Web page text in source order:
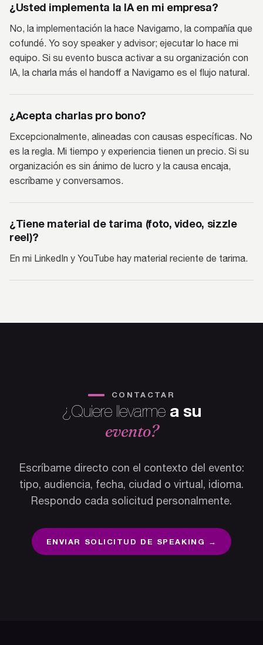
¿Usted implementa la IA en mi empresa?
No, la implementación la hace Navigamo, la compañía que
cofundé. Yo soy speaker y advisor; ejecutar lo hace mi
equipo. Si su evento busca activar a su organización con
IA, la charla más el handoff a Navigamo es el flujo natural.
¿Acepta charlas pro bono?
Excepcionalmente, alineadas con causas específicas. No
es la regla. Mi tiempo y experiencia tienen un precio. Si su
organización es sin ánimo de lucro y la causa encaja,
escríbame y conversamos.
¿Tiene material de tarima (foto, video, sizzle
reel)?
En mi LinkedIn y YouTube hay material reciente de tarima.
CONTACTAR
¿Quiere llevarme a su
evento?
Escríbame directo con el contexto del evento:
tipo, audiencia, fecha, ciudad o virtual, idioma.
Respondo cada solicitud personalmente.
ENVIAR SOLICITUD DE SPEAKING →